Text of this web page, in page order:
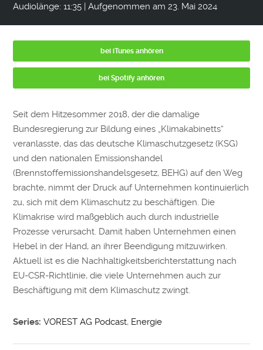
Audiolänge: 11:35 |Aufgenommen am 23. Mai 2024
bei iTunes anhören
bei Spotify anhören
Seit dem Hitzesommer 2018, der die damalige
Bundesregierung zur Bildung eines „Klimakabinetts“
veranlasste, das das deutsche Klimaschutzgesetz (KSG)
und den nationalen Emissionshandel
(Brennstoffemissionshandelsgesetz, BEHG) auf den Weg
brachte, nimmt der Druck auf Unternehmen kontinuierlich
zu, sich mit dem Klimaschutz zu beschäftigen. Die
Klimakrise wird maßgeblich auch durch industrielle
Prozesse verursacht. Damit haben Unternehmen einen
Hebel in der Hand, an ihrer Beendigung mitzuwirken.
Aktuell ist es die Nachhaltigkeitsberichterstattung nach
EU-CSR-Richtlinie, die viele Unternehmen auch zur
Beschäftigung mit dem Klimaschutz zwingt.
Series:VOREST AG Podcast, Energie